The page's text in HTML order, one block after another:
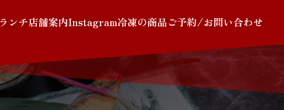
ランチ店舗案内Instagram冷凍の商品ご予約/お問い合わせ